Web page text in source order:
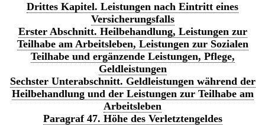
Drittes Kapitel. Leistungen nach Eintritt eines
Versicherungsfalls
Erster Abschnitt. Heilbehandlung, Leistungen zur
Teilhabe am Arbeitsleben, Leistungen zur Sozialen
Teilhabe und ergänzende Leistungen, Pflege,
Geldleistungen
Sechster Unterabschnitt. Geldleistungen während der
Heilbehandlung und der Leistungen zur Teilhabe am
Arbeitsleben
Paragraf 47. Höhe des Verletztengeldes